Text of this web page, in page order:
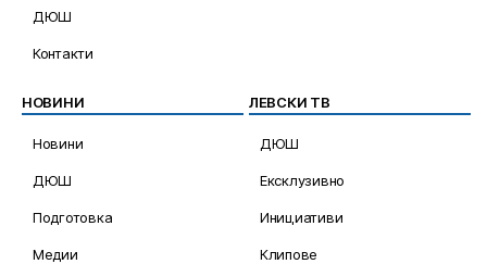
ДЮШ
Контакти
НОВИНИ
Новини
ДЮШ
Подготовка
Медии
ЛЕВСКИ ТВ
ДЮШ
Ексклузивно
Инициативи
Клипове